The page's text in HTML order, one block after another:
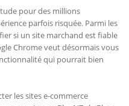
pour des millions
parfois risquée. Parmi les
si un site marchand est fiable
Chrome veut désormais vous
qui pourrait bien
les sites e-commerce